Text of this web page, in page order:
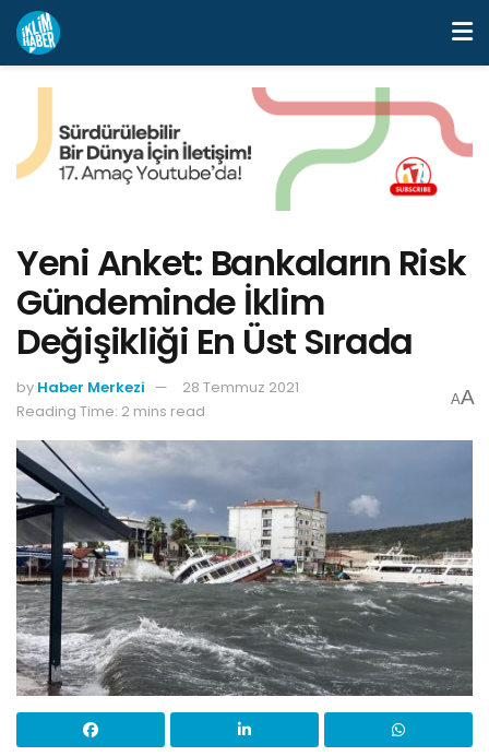
Yeni Anket: Bankaların Risk
Gündeminde İklim
Değişikliği En Üst Sırada
by Haber Merkezi
28 Temmuz 2021
Reading Time: 2 mins read
AA